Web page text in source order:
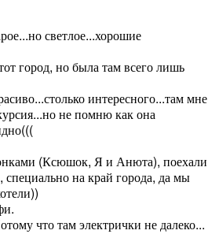
светлое...хорошие
город, но была там всего лишь
интересного...там мне
не помню как она
(Ксюшок, Я и Анюта), поехали
на край города, да мы
что там электрички не далеко...